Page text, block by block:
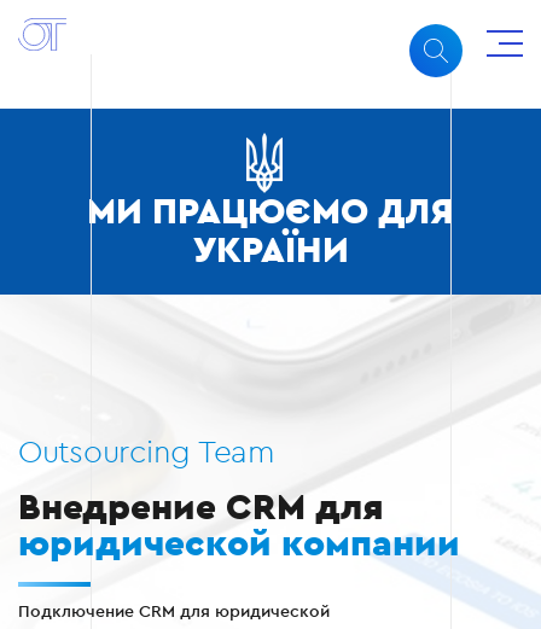
МИ ПРАЦЮЄМО ДЛЯ
УКРАЇНИ
Outsourcing Team
Внедрение CRM для
юридической компании
Подключение CRM для юридической